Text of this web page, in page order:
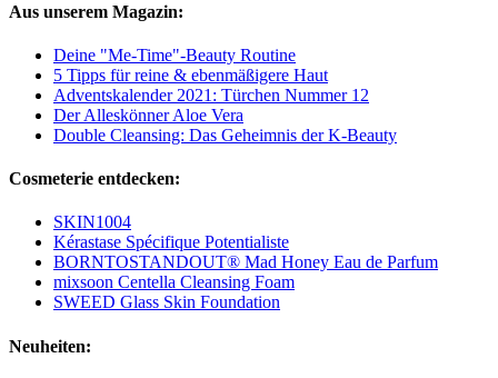
Aus unserem Magazin:
Deine "Me-Time"-Beauty Routine
5 Tipps für reine & ebenmäßigere Haut
Adventskalender 2021: Türchen Nummer 12
Der Alleskönner Aloe Vera
Double Cleansing: Das Geheimnis der K-Beauty
Cosmeterie entdecken:
SKIN1004
Kérastase Spécifique Potentialiste
BORNTOSTANDOUT® Mad Honey Eau de Parfum
mixsoon Centella Cleansing Foam
SWEED Glass Skin Foundation
Neuheiten: